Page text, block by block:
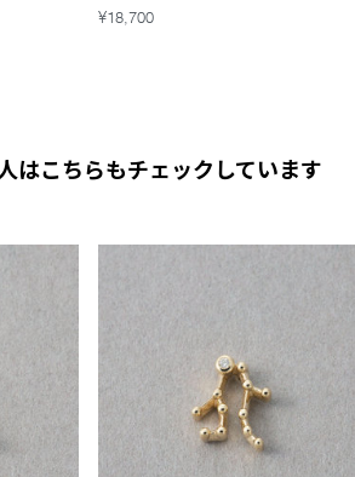
¥18,700
はこちらもチェックしています